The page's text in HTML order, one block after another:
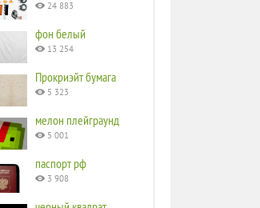
24 883
фон белый
13 254
Прокриэйт бумага
5 323
мелон плейграунд
5 001
паспорт рф
3 908